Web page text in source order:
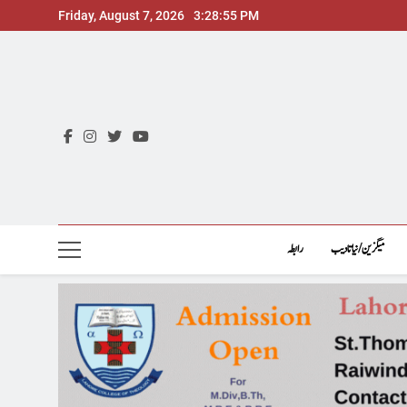
to
Friday, August 7, 2026 3:28:57 PM
رابطہ میگزین/نیاتادیب